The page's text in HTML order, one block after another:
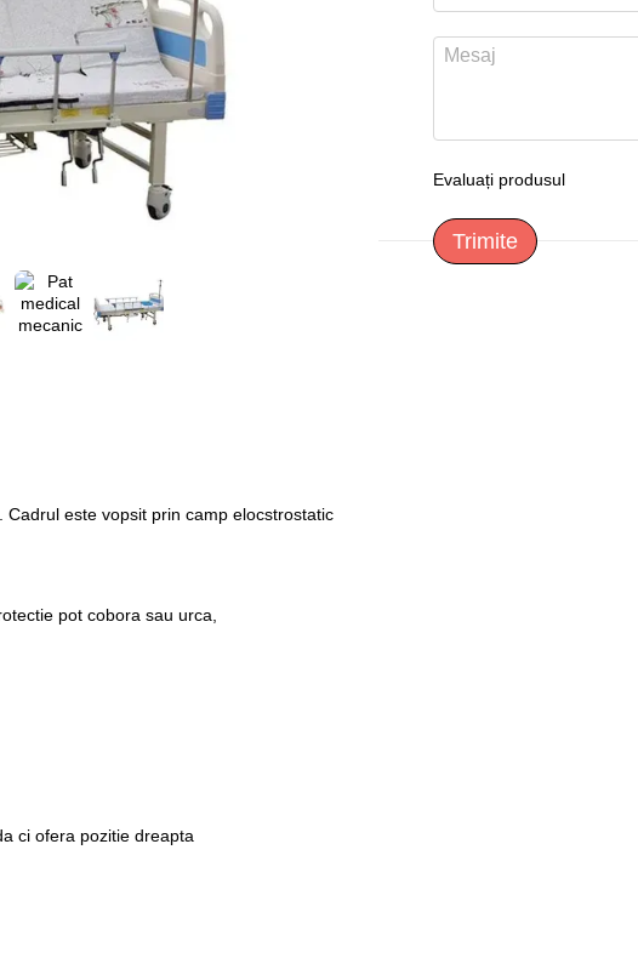
este vopsit prin camp elocstrostatic
pot cobora sau urca,
ci ofera pozitie dreapta
Evaluați produsul
Trimite